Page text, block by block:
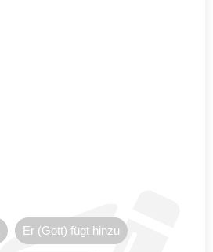
Er (Gott) fügt hinzu